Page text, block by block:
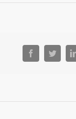
Facebook